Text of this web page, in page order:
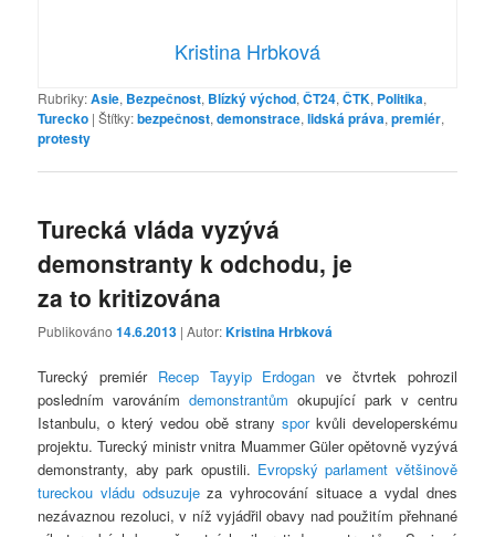
Kristina Hrbková
Rubriky:Asie, Bezpečnost, Blízký východ,ČT24,ČTK, Politika,
Turecko |Štítky:bezpečnost,demonstrace,lidská práva,premiér,
protesty
Turecká vláda vyzývá
demonstranty k odchodu, je
za to kritizována
Publikováno14.6.2013 | Autor:Kristina Hrbková
Turecký premiér Recep Tayyip Erdogan ve čtvrtek pohrozil
posledním varovánímdemonstrantům okupující park v centru
Istanbulu, o který vedou obě strany sporkvůli developerskému
projektu. Turecký ministr vnitra Muammer Güler opětovně vyzývá
demonstranty, aby park opustili. Evropský parlament většinově
tureckou vládu odsuzujeza vyhrocování situace a vydal dnes
nezávaznou rezoluci, v níž vyjádřil obavy nad použitím přehnané